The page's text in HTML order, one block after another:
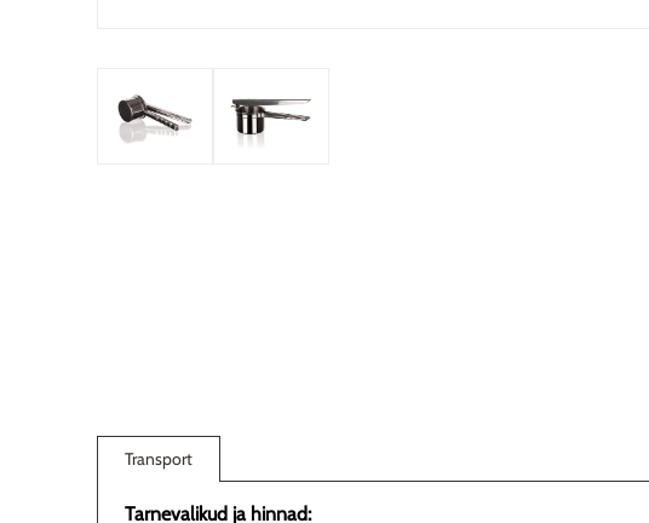
Transport
Tarnevalikud ja hinnad: